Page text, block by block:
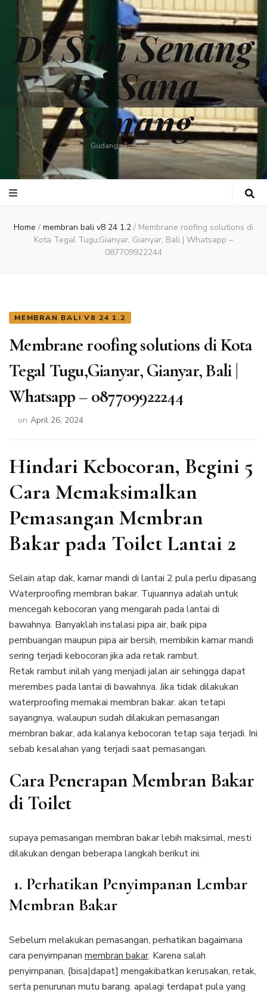
Di Sini Senang
Di Sana
Senang
Gudang semua informasi
Home / membran bali v8 24 1.2 / Membrane roofing solutions di
Kota Tegal Tugu,Gianyar, Gianyar, Bali | Whatsapp –
087709922244
MEMBRAN BALI V8 24 1.2
Membrane roofing solutions di Kota
Tegal Tugu,Gianyar, Gianyar, Bali |
Whatsapp – 087709922244
on April 26, 2024
Hindari Kebocoran, Begini 5
Cara Memaksimalkan
Pemasangan Membran
Bakar pada Toilet Lantai 2
Selain atap dak, kamar mandi di lantai 2 pula perlu dipasang
Waterproofing membran bakar. Tujuannya adalah untuk
mencegah kebocoran yang mengarah pada lantai di
bawahnya. Banyaklah instalasi pipa air, baik pipa
pembuangan maupun pipa air bersih, membikin kamar mandi
sering terjadi kebocoran jika ada retak rambut.
Retak rambut inilah yang menjadi jalan air sehingga dapat
merembes pada lantai di bawahnya. Jika tidak dilakukan
waterproofing memakai membran bakar. akan tetapi
sayangnya, walaupun sudah dilakukan pemasangan
membran bakar, ada kalanya kebocoran tetap saja terjadi. Ini
sebab kesalahan yang terjadi saat pemasangan.
Cara Penerapan Membran Bakar
di Toilet
supaya pemasangan membran bakar lebih maksimal, mesti
dilakukan dengan beberapa langkah berikut ini.
1. Perhatikan Penyimpanan Lembar
Membran Bakar
Sebelum melakukan pemasangan, perhatikan bagaimana
cara penyimpanan membran bakar. Karena salah
penyimpanan, {bisa|dapat] mengakibatkan kerusakan, retak,
serta penurunan mutu barang. apalagi terdapat pula yang